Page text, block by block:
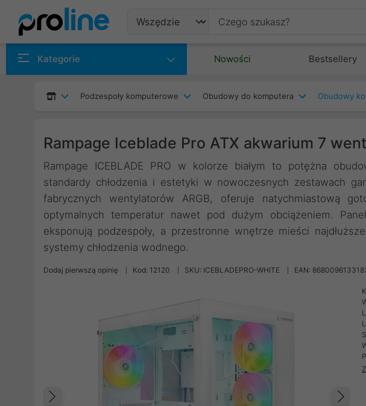
Kategorie Nowości Bestsellery
Podzespoły komputerowe Obudowy do komputera Obudowy
Rampage Iceblade Pro ATX akwarium 7
Rampage ICEBLADE PRO w kolorze białym to potężna
standardy chłodzenia i estetyki w nowoczesnych zestawach
fabrycznych wentylatorów ARGB, oferuje natychmiastową
optymalnych temperatur nawet pod dużym obciążeniem.
eksponują podzespoły, a przestronne wnętrze mieści
systemy chłodzenia wodnego.
Dodaj pierwszą opinię Kod: 12120 SKU: ICEBLADEPRO-WHITE EAN: